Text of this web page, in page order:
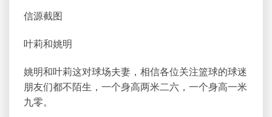
信源截图
叶莉和姚明
姚明和叶莉这对球场夫妻，相信各位关注篮球的球迷
朋友们都不陌生，一个身高两米二六，一个身高一米
九零。